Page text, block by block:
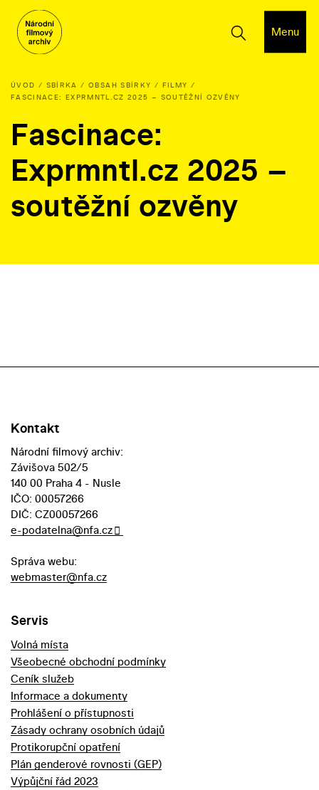
Menu
ÚVOD SBÍRKA OBSAH SBÍRKY
FILMY
FASCINACE: EXPRMNTL.CZ 2025 – SOUTĚŽNÍ OZVĚNY
Fascinace:
Exprmntl.cz 2025 –
soutěžní ozvěny
Kontakt
Národní filmový archiv:
Závišova 502/5
140 00 Praha 4 - Nusle
IČO: 00057266
DIČ: CZ00057266
e-podatelna@nfa.cz
Správa webu:
webmaster@nfa.cz
Servis
Volná místa
Všeobecné obchodní podmínky
Ceník služeb
Informace a dokumenty
Prohlášení o přístupnosti
Zásady ochrany osobních údajů
Protikorupční opatření
Plán genderové rovnosti (GEP)
Výpůjční řád 2023